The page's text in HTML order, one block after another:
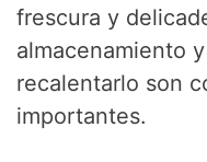
frescura y
almacenamiento
recalentarlo son
importantes.